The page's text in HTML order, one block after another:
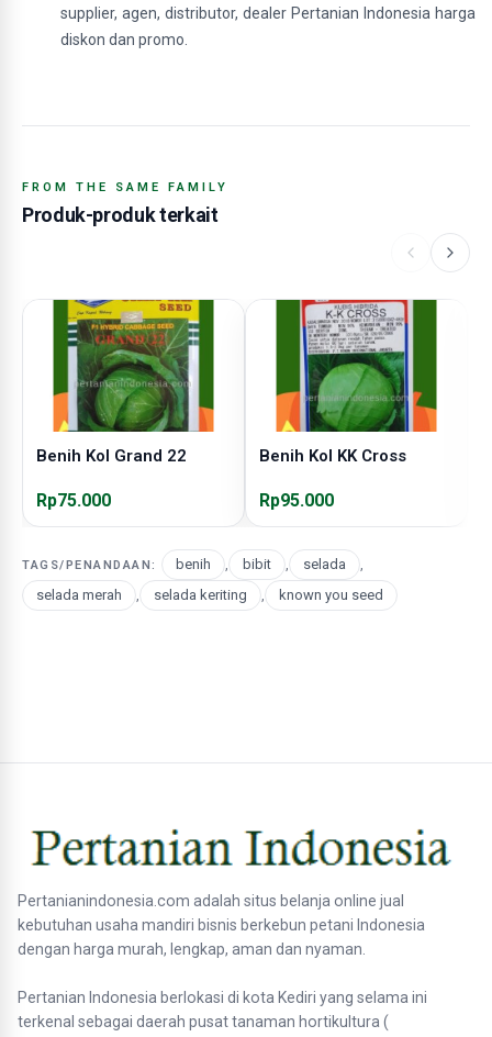
supplier, agen, distributor, dealer Pertanian Indonesia harga
diskon dan promo.
FROM THE SAME FAMILY
Produk-produk terkait
Benih Kol Grand 22
Rp75.000
Benih Kol KK Cross
Rp95.000
TAGS/PENANDAAN: benih , bibit , selada
,
selada merah
, selada keriting , known you seed
Pertanianindonesia.com adalah situs belanja online jual
kebutuhan usaha mandiri bisnis berkebun petani Indonesia
dengan harga murah, lengkap, aman dan nyaman.
Pertanian Indonesia berlokasi di kota Kediri yang selama ini
terkenal sebagai daerah pusat tanaman hortikultura (